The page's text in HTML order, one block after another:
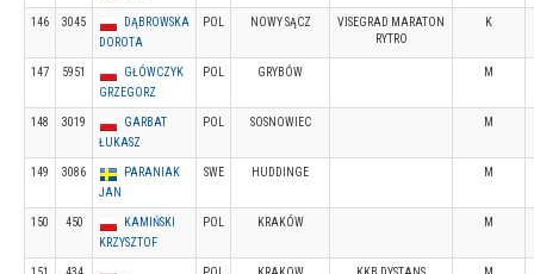
146 3045
DĄBROWSKA
DOROTA
POL NOWY SĄCZ
VISEGRAD MARATON
RYTRO
K
147 5951
GŁÓWCZYK
GRZEGORZ
POL GRYBÓW M
148 3019
GARBAT
ŁUKASZ
POL SOSNOWIEC M
149 3086
PARANIAK
JAN
SWE HUDDINGE M
150 450
KAMIŃSKI
KRZYSZTOF
POL KRAKÓW M